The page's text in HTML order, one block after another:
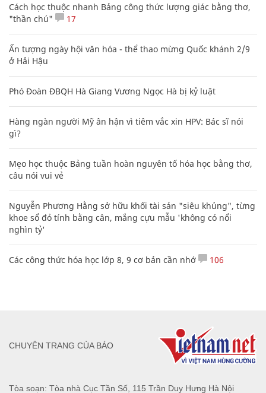
Cách học thuộc nhanh Bảng công thức lượng giác bằng thơ,
"thần chú"
17
Ấn tượng ngày hội văn hóa - thể thao mừng Quốc khánh 2/9
ở Hải Hậu
Phó Đoàn ĐBQH Hà Giang Vương Ngọc Hà bị kỷ luật
Hàng ngàn người Mỹ ân hận vì tiêm vắc xin HPV: Bác sĩ nói
gì?
Mẹo học thuộc Bảng tuần hoàn nguyên tố hóa học bằng thơ,
câu nói vui vẻ
Nguyễn Phương Hằng sở hữu khối tài sản "siêu khủng", từng
khoe sổ đỏ tính bằng cân, mắng cựu mẫu 'không có nổi
nghìn tỷ'
Các công thức hóa học lớp 8, 9 cơ bản cần nhớ 106
Tòa soạn: Tòa nhà Cục Tần Số, 115 Trần Duy Hưng Hà Nội
CHUYÊN TRANG CỦA BÁO